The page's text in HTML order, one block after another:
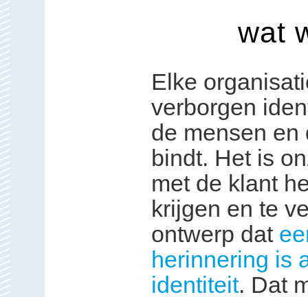
wat
Elke
verborgen
de mensen en
bindt. Het is
met de klant
krijgen en te
ontwerp dat
herinnering is
identiteit. Dat